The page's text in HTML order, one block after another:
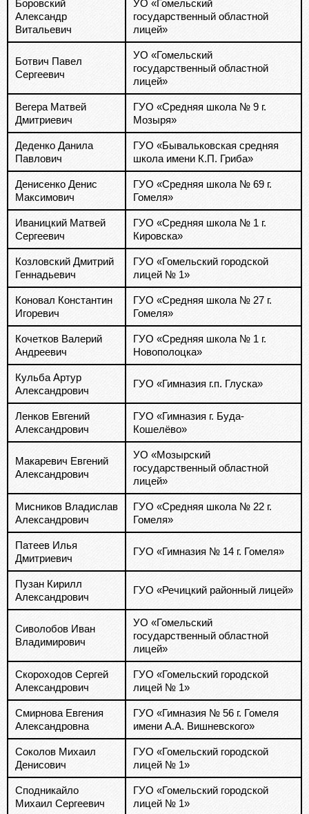
Боровский
Александр
Витальевич
УО «Гомельский
государственный областной
лицей»
Ботвич Павел
Сергеевич
УО «Гомельский
государственный областной
лицей»
Вегера Матвей
Дмитриевич
ГУО «Средняя школа № 9 г.
Мозыря»
Деденко Данила
Павлович
ГУО «Бывальковская средняя
школа имени К.П. Гриба»
Денисенко Денис
Максимович
ГУО «Средняя школа № 69 г.
Гомеля»
Иваницкий Матвей
Сергеевич
ГУО «Средняя школа № 1 г.
Кировска»
Козловский Дмитрий
Геннадьевич
ГУО «Гомельский городской
лицей № 1»
Коновал Константин
Игоревич
ГУО «Средняя школа № 27 г.
Гомеля»
Кочетков Валерий
Андреевич
ГУО «Средняя школа № 1 г.
Новополоцка»
Кульба Артур
Александрович
ГУО «Гимназия г.п. Глуска»
Ленков Евгений
Александрович
ГУО «Гимназия г. Буда-
Кошелёво»
Макаревич Евгений
Александрович
УО «Мозырский
государственный областной
лицей»
Мисников Владислав
Александрович
ГУО «Средняя школа № 22 г.
Гомеля»
Патеев Илья
Дмитриевич
ГУО «Гимназия № 14 г. Гомеля»
Пузан Кирилл
Александрович
ГУО «Речицкий районный лицей»
Сиволобов Иван
Владимирович
УО «Гомельский
государственный областной
лицей»
Скороходов Сергей
Александрович
ГУО «Гомельский городской
лицей № 1»
Смирнова Евгения
Александровна
ГУО «Гимназия № 56 г. Гомеля
имени А.А. Вишневского»
Соколов Михаил
Денисович
ГУО «Гомельский городской
лицей № 1»
Сподникайло
Михаил Сергеевич
ГУО «Гомельский городской
лицей № 1»